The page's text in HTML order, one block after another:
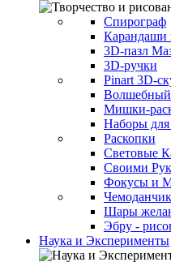
Спирограф
Карандаши
3D-пазл
3D-ручки
Pinart 3D-
Мишки-
Наборы для
Раскопки
Световые
Своими
Фокусы и
Шары
Эбру -
Наука и Эксперименты